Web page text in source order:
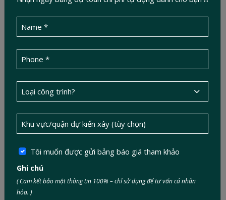
Tôi muốn được gửi bảng báo giá tham khảo
Ghi chú
( Cam kết bảo mật thông tin 100% – chỉ sử dụng để tư vấn cá nhân
hóa. )